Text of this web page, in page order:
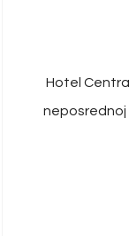
Hotel
neposrednoj